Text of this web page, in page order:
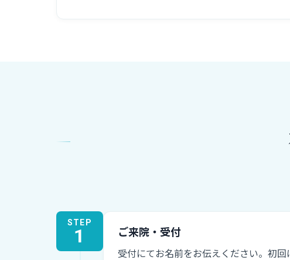
STEP
1 ご来院・受付
受付にてお名前をお伝えください。初